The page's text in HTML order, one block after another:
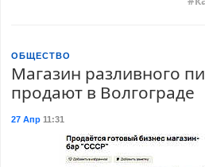
ОБЩЕСТВО
Магазин разливного
продают в Волгограде
27 Апр11:31